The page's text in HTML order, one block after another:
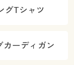
グTシャツ
カーディガン